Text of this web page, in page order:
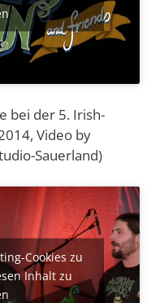
bei der 5. Irish-
Video by
Sauerland)
Cookies zu
Inhalt zu